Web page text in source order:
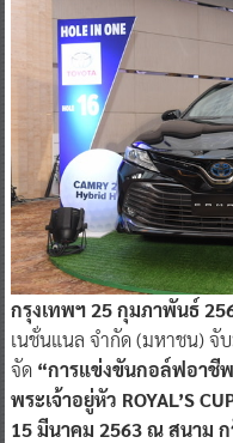
กรุงเทพฯ25 กุมภาพันธ์
เนชั่นแนล จำกัด (มหาชน)
จัด“การแข่งขันกอล์ฟอาชี
พระเจ้าอยู่หัว ROYAL’S
15 มีนาคม 2563 ณ สนาม